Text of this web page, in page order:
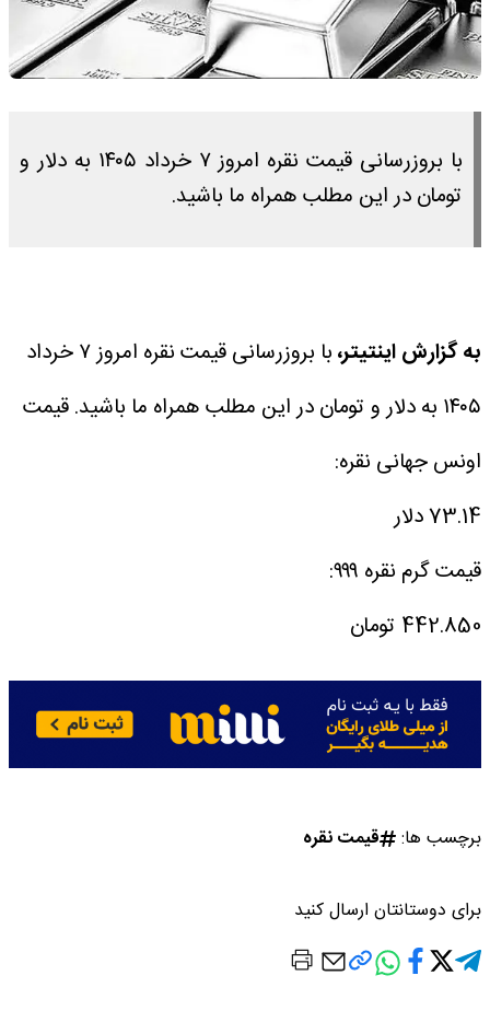
با بروزرسانی قیمت نقره امروز ۷ خرداد ۱۴۰۵ به دلار و
تومان در این مطلب همراه ما باشید.
به گزارش اینتیتر،
با بروزرسانی قیمت نقره امروز ۷ خرداد
۱۴۰۵ به دلار و تومان در این مطلب همراه ما باشید.
قیمت
اونس جهانی نقره:
73.14 دلار
قیمت گرم نقره ۹۹۹:
442.850 تومان
برچسب ها: قیمت نقره
برای دوستانتان ارسال کنید